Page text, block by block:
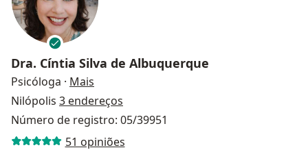
Dra. Cíntia Silva de Albuquerque
Psicóloga · Mais
Nilópolis 3 endereços
Número de registro: 05/39951
51 opiniões